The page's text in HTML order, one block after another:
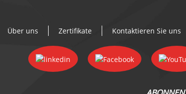
Über uns Zertifikate Kontaktieren Sie uns